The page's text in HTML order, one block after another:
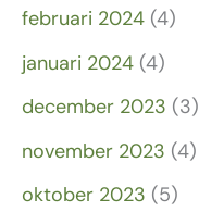
februari 2024 (4)
januari 2024 (4)
december 2023 (3)
november 2023 (4)
oktober 2023 (5)